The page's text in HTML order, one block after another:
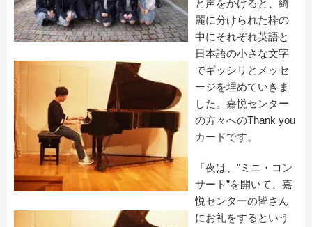
と声をかけると、綺
麗に分けられた枠の
中にそれぞれ英語と
日本語の小さな文字
でギッシリとメッセ
ージを埋めていきま
した。嘉悦センター
の方々へのThank you
カードです。
「夜は、”ミニ・コン
サート”を開いて、嘉
悦センターの皆さん
にお礼をするという